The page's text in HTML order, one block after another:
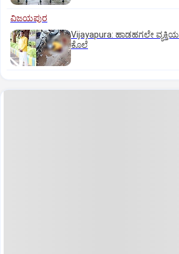
ವಿಜಯಪುರ
Vijayapura: ಹಾಡಹಗಲೇ ವ್ಯಕ್ತಿಯ
ಕೊಲೆ